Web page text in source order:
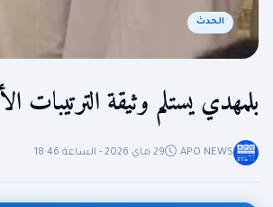
الحدث
بلمهدي يستلم وثيقة الترتيبات
APO NEWS 29 ماي 2026 - الساعة 18:46